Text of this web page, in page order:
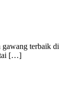
gawang terbaik di
[…]